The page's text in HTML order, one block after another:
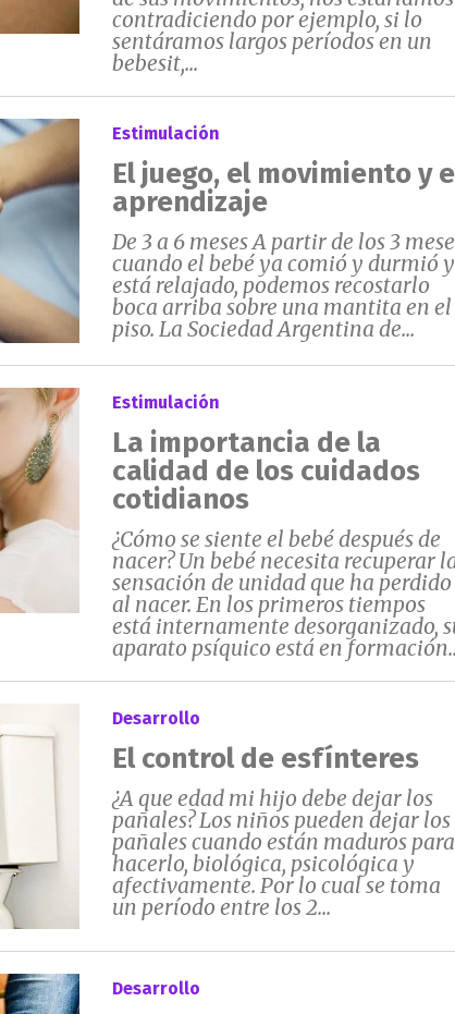
contradiciendo por ejemplo, si lo
sentáramos largos períodos en un
bebesit,...
Estimulación
El juego, el movimiento y
aprendizaje
De 3 a 6 meses A partir de los 3
cuando el bebé ya comió y durmió y
está relajado, podemos recostarlo
boca arriba sobre una mantita en el
piso. La Sociedad Argentina de...
Estimulación
La importancia de la
calidad de los cuidados
cotidianos
¿Cómo se siente el bebé después de
nacer? Un bebé necesita recuperar
sensación de unidad que ha perdido
al nacer. En los primeros tiempos
está internamente desorganizado,
aparato psíquico está en
Desarrollo
El control de esfínteres
¿A que edad mi hijo debe dejar los
pañales? Los niños pueden dejar los
pañales cuando están maduros para
hacerlo, biológica, psicológica y
afectivamente. Por lo cual se toma
un período entre los 2...
Desarrollo